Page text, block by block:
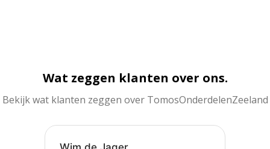
Wat zeggen klanten over ons.
Bekijk wat klanten zeggen over TomosOnderdelenZeeland